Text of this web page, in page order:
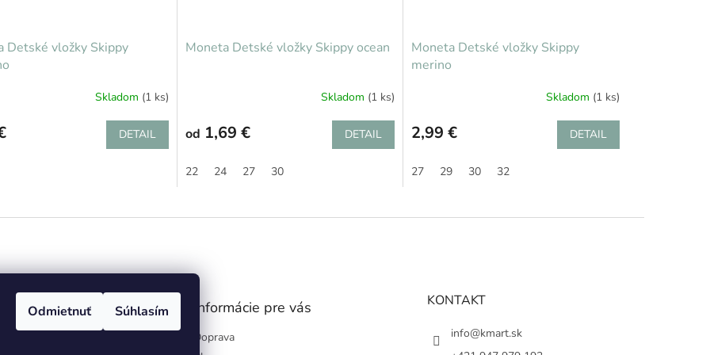
Odmietnuť Súhlasím
Detské vložky Skippy
Skladom (1 ks)
DETAIL
Moneta Detské vložky Skippy ocean
Skladom (1 ks)
od 1,69 € DETAIL
22 24 27 30
Moneta Detské vložky Skippy
merino
Skladom (1 ks)
2,99 € DETAIL
27 29 30 32
Informácie pre vás
Doprava
KONTAKT
info@kmart.sk